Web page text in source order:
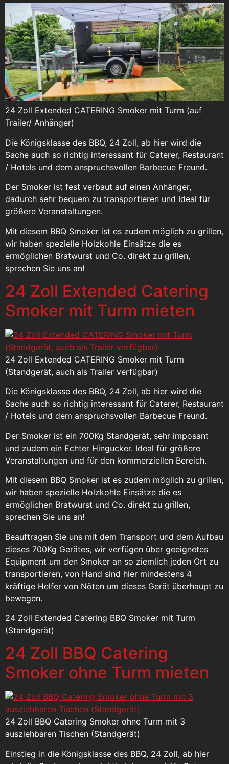
24 Zoll Extended CATERING Smoker mit Turm (auf
Trailer/ Anhänger)
Die Königsklasse des BBQ, 24 Zoll, ab hier wird die
Sache auch so richtig interessant für Caterer, Restaurant
/ Hotels und dem anspruchsvollen Barbecue Freund.
Der Smoker ist fest verbaut auf einen Anhänger,
dadurch sehr bequem zu transportieren und Ideal für
größere Veranstaltungen.
Mit diesem BBQ Smoker ist es zudem möglich zu grillen,
wir haben spezielle Holzkohle Einsätze die es
ermöglichen Bratwurst und Co. direkt zu grillen,
sprechen Sie uns an!
24 Zoll Extended Catering
Smoker mit Turm mieten
24 Zoll Extended CATERING Smoker mit Turm
(Standgerät, auch als Trailer verfügbar)
Die Königsklasse des BBQ, 24 Zoll, ab hier wird die
Sache auch so richtig interessant für Caterer, Restaurant
/ Hotels und dem anspruchsvollen Barbecue Freund.
Der Smoker ist ein 700Kg Standgerät, sehr imposant
und zudem ein Echter Hingucker. Ideal für größere
Veranstaltungen und für den kommerziellen Bereich.
Mit diesem BBQ Smoker ist es zudem möglich zu grillen,
wir haben spezielle Holzkohle Einsätze die es
ermöglichen Bratwurst und Co. direkt zu grillen,
sprechen Sie uns an!
Beauftragen Sie uns mit dem Transport und dem Aufbau
dieses 700Kg Gerätes, wir verfügen über geeignetes
Equipment um den Smoker an so ziemlich jeden Ort zu
transportieren, von Hand sind hier mindestens 4
kräftige Helfer von Nöten um dieses Gerät überhaupt zu
bewegen.
24 Zoll Extended Catering BBQ Smoker mit Turm
(Standgerät)
24 Zoll BBQ Catering
Smoker ohne Turm mieten
24 Zoll BBQ Catering Smoker ohne Turm mit 3
ausziehbaren Tischen (Standgerät)
Einstieg in die Königsklasse des BBQ, 24 Zoll, ab hier